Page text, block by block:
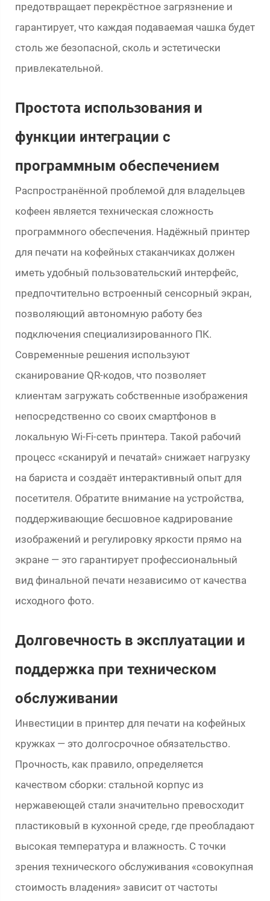
предотвращает перекрёстное загрязнение и
гарантирует, что каждая подаваемая чашка будет
столь же безопасной, сколь и эстетически
привлекательной.
Простота использования и
функции интеграции с
программным обеспечением
Распространённой проблемой для владельцев
кофеен является техническая сложность
программного обеспечения. Надёжный принтер
для печати на кофейных стаканчиках должен
иметь удобный пользовательский интерфейс,
предпочтительно встроенный сенсорный экран,
позволяющий автономную работу без
подключения специализированного ПК.
Современные решения используют
сканирование QR-кодов, что позволяет
клиентам загружать собственные изображения
непосредственно со своих смартфонов в
локальную Wi-Fi-сеть принтера. Такой рабочий
процесс «сканируй и печатай» снижает нагрузку
на бариста и создаёт интерактивный опыт для
посетителя. Обратите внимание на устройства,
поддерживающие бесшовное кадрирование
изображений и регулировку яркости прямо на
экране — это гарантирует профессиональный
вид финальной печати независимо от качества
исходного фото.
Долговечность в эксплуатации и
поддержка при техническом
обслуживании
Инвестиции в принтер для печати на кофейных
кружках — это долгосрочное обязательство.
Прочность, как правило, определяется
качеством сборки: стальной корпус из
нержавеющей стали значительно превосходит
пластиковый в кухонной среде, где преобладают
высокая температура и влажность. С точки
зрения технического обслуживания «совокупная
стоимость владения» зависит от частоты